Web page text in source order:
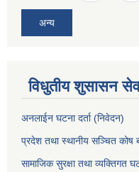
अन्य
विधुतीय शुसासन
अनलाईन घटना दर्ता (निवेदन)
प्रदेश तथा स्थानीय सञ्चित कोष
सामाजिक सुरक्षा तथा व्यक्तिगत